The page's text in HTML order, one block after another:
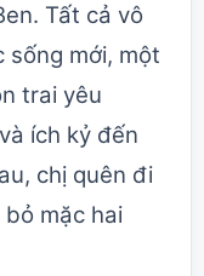
Tất cả vô
sống mới, một
trai yêu
ích kỷ đến
chị quên đi
mặc hai